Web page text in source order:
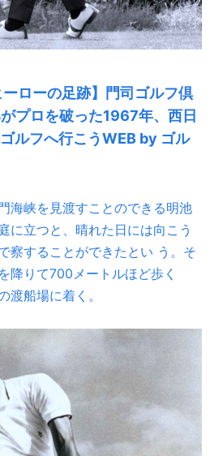
ーローの足跡】門司ゴルフ倶
プロを破った1967年、西日
ルフへ行こうWEB by ゴル
海峡を見渡すことのできる明池
に立つと、晴れた日には向こう
察することができたとい う。そ
降りて700メートルほど歩く
渡船場に着く。